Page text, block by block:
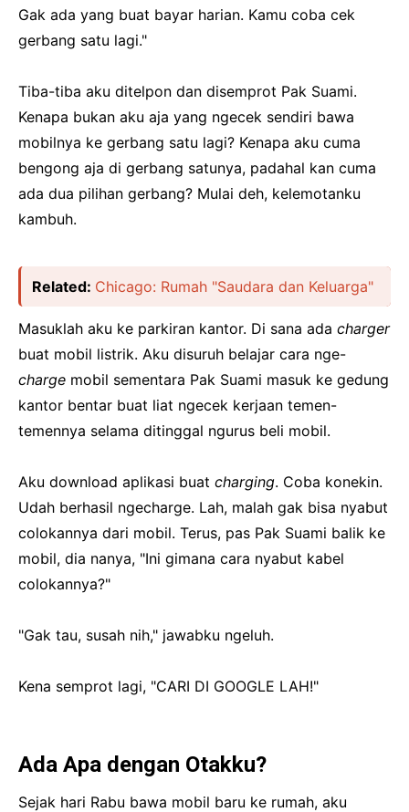
Gak ada yang buat bayar harian. Kamu coba cek
gerbang satu lagi."
Tiba-tiba aku ditelpon dan disemprot Pak Suami.
Kenapa bukan aku aja yang ngecek sendiri bawa
mobilnya ke gerbang satu lagi? Kenapa aku cuma
bengong aja di gerbang satunya, padahal kan cuma
ada dua pilihan gerbang? Mulai deh, kelemotanku
kambuh.
Related: Chicago: Rumah "Saudara dan Keluarga"
Masuklah aku ke parkiran kantor. Di sana ada charger
buat mobil listrik. Aku disuruh belajar cara nge-
charge mobil sementara Pak Suami masuk ke gedung
kantor bentar buat liat ngecek kerjaan temen-
temennya selama ditinggal ngurus beli mobil.
Aku download aplikasi buat charging. Coba konekin.
Udah berhasil ngecharge. Lah, malah gak bisa nyabut
colokannya dari mobil. Terus, pas Pak Suami balik ke
mobil, dia nanya, "Ini gimana cara nyabut kabel
colokannya?"
"Gak tau, susah nih," jawabku ngeluh.
Kena semprot lagi, "CARI DI GOOGLE LAH!"
Ada Apa dengan Otakku?
Sejak hari Rabu bawa mobil baru ke rumah, aku